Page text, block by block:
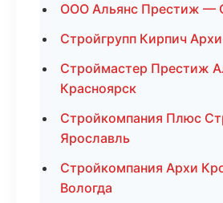
ООО Альянс Престиж —
Стройгрупп Кирпич
Строймастер Престиж
Красноярск
Стройкомпания Плюс
Ярославль
Стройкомпания Архи
Вологда